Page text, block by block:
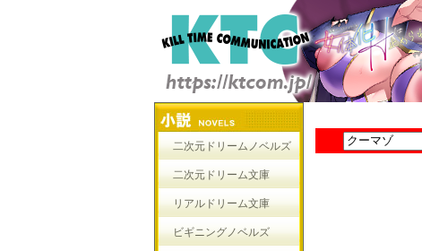
二次元ドリームノベルズ
二次元ドリーム文庫
リアルドリーム文庫
ビギニングノベルズ